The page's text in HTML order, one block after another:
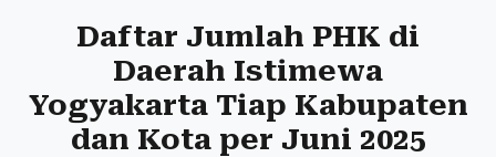
Daftar Jumlah PHK di
Daerah Istimewa
Yogyakarta Tiap Kabupaten
dan Kota per Juni 2025